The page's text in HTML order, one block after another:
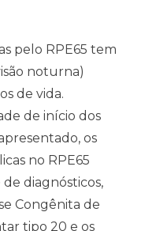
pelo RPE65 tem
noturna)
de vida.
de início dos
os
no RPE65
diagnósticos,
Congênita de
tipo 20 e os